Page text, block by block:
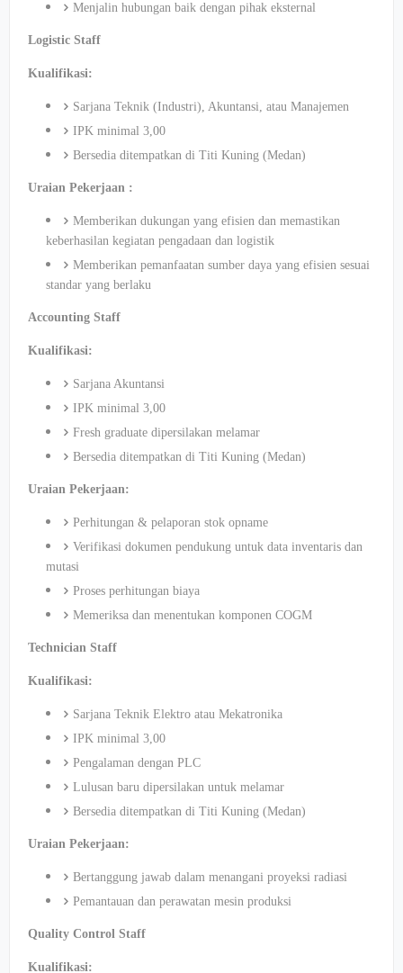
Menjalin hubungan baik dengan pihak eksternal
Logistic Staff
Kualifikasi:
Sarjana Teknik (Industri), Akuntansi, atau Manajemen
IPK minimal 3,00
Bersedia ditempatkan di Titi Kuning (Medan)
Uraian Pekerjaan :
Memberikan dukungan yang efisien dan memastikan
keberhasilan kegiatan pengadaan dan logistik
Memberikan pemanfaatan sumber daya yang efisien sesuai
standar yang berlaku
Accounting Staff
Kualifikasi:
Sarjana Akuntansi
IPK minimal 3,00
Fresh graduate dipersilakan melamar
Bersedia ditempatkan di Titi Kuning (Medan)
Uraian Pekerjaan:
Perhitungan & pelaporan stok opname
Verifikasi dokumen pendukung untuk data inventaris dan
mutasi
Proses perhitungan biaya
Memeriksa dan menentukan komponen COGM
Technician Staff
Kualifikasi:
Sarjana Teknik Elektro atau Mekatronika
IPK minimal 3,00
Pengalaman dengan PLC
Lulusan baru dipersilakan untuk melamar
Bersedia ditempatkan di Titi Kuning (Medan)
Uraian Pekerjaan:
Bertanggung jawab dalam menangani proyeksi radiasi
Pemantauan dan perawatan mesin produksi
Quality Control Staff
Kualifikasi: